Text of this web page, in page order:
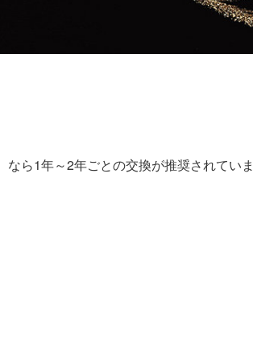
ら1年～2年ごとの交換が推奨されていま